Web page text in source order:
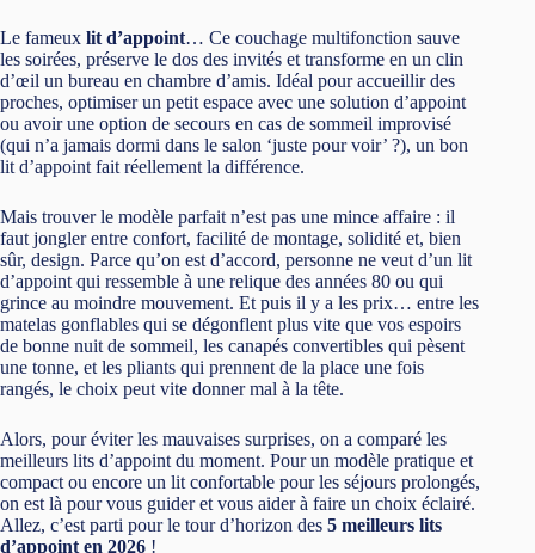
Le fameux lit d’appoint… Ce couchage multifonction sauve
les soirées, préserve le dos des invités et transforme en un clin
d’œil un bureau en chambre d’amis. Idéal pour accueillir des
proches, optimiser un petit espace avec une solution d’appoint
ou avoir une option de secours en cas de sommeil improvisé
(qui n’a jamais dormi dans le salon ‘juste pour voir’ ?), un bon
lit d’appoint fait réellement la différence.
Mais trouver le modèle parfait n’est pas une mince affaire : il
faut jongler entre confort, facilité de montage, solidité et, bien
sûr, design. Parce qu’on est d’accord, personne ne veut d’un lit
d’appoint qui ressemble à une relique des années 80 ou qui
grince au moindre mouvement. Et puis il y a les prix… entre les
matelas gonflables qui se dégonflent plus vite que vos espoirs
de bonne nuit de sommeil, les canapés convertibles qui pèsent
une tonne, et les pliants qui prennent de la place une fois
rangés, le choix peut vite donner mal à la tête.
Alors, pour éviter les mauvaises surprises, on a comparé les
meilleurs lits d’appoint du moment. Pour un modèle pratique et
compact ou encore un lit confortable pour les séjours prolongés,
on est là pour vous guider et vous aider à faire un choix éclairé.
Allez, c’est parti pour le tour d’horizon des 5 meilleurs lits
d’appoint en 2026 !